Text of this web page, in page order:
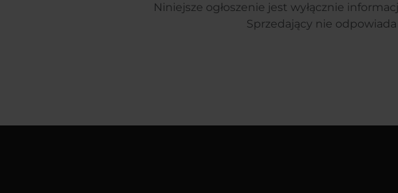
Niniejsze ogłoszenie jest wyłącznie
Sprzedający nie